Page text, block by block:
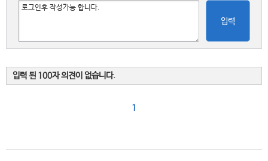
입력
입력 된 100자 의견이 없습니다.
1